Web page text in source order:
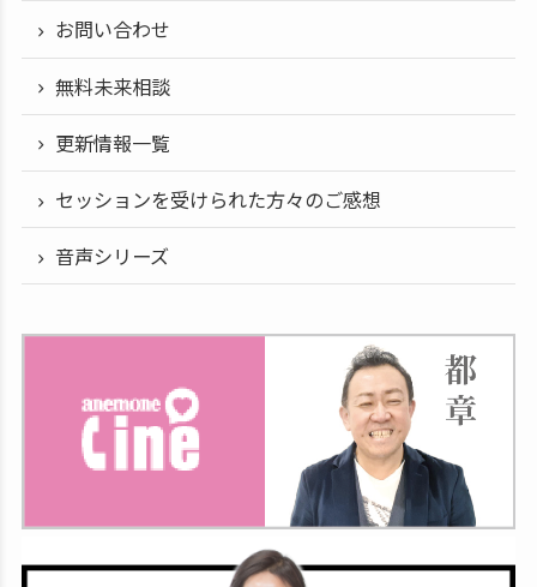
お問い合わせ
無料未来相談
更新情報一覧
セッションを受けられた方々のご感想
音声シリーズ